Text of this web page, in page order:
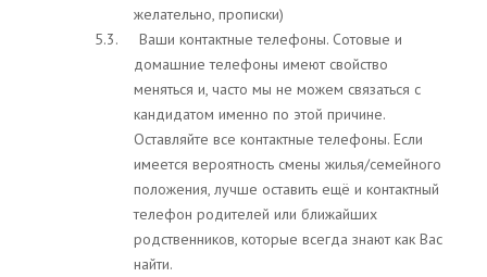
желательно, прописки)
5.3. Ваши контактные телефоны. Сотовые и
домашние телефоны имеют свойство
меняться и, часто мы не можем связаться с
кандидатом именно по этой причине.
Оставляйте все контактные телефоны. Если
имеется вероятность смены жилья/семейного
положения, лучше оставить ещё и контактный
телефон родителей или ближайших
родственников, которые всегда знают как Вас
найти.